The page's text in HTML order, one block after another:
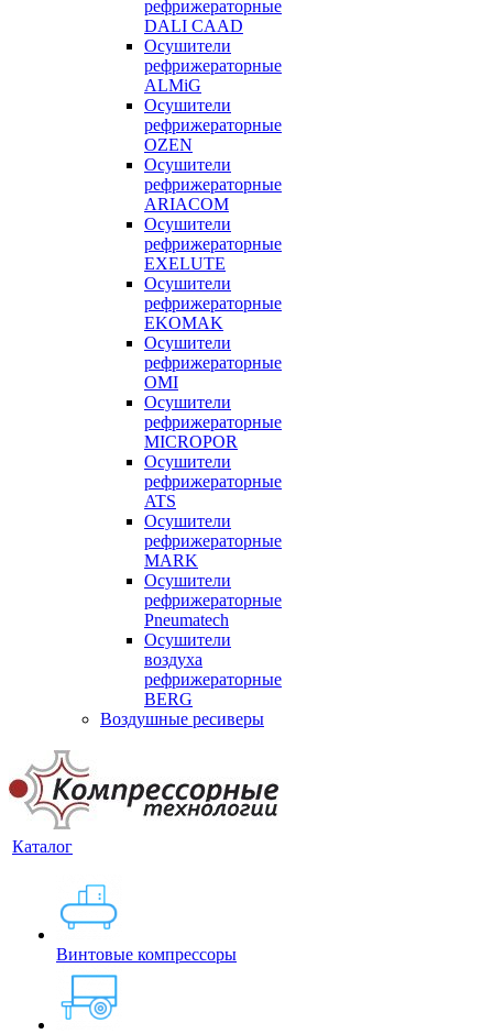
рефрижераторные
DALI CAAD
Осушители
рефрижераторные
ALMiG
Осушители
рефрижераторные
OZEN
Осушители
рефрижераторные
ARIACOM
Осушители
рефрижераторные
EXELUTE
Осушители
рефрижераторные
EKOMAK
Осушители
рефрижераторные
OMI
Осушители
рефрижераторные
MICROPOR
Осушители
рефрижераторные
ATS
Осушители
рефрижераторные
MARK
Осушители
рефрижераторные
Pneumatech
Осушители
воздуха
рефрижераторные
BERG
Воздушные ресиверы
Каталог
Винтовые компрессоры